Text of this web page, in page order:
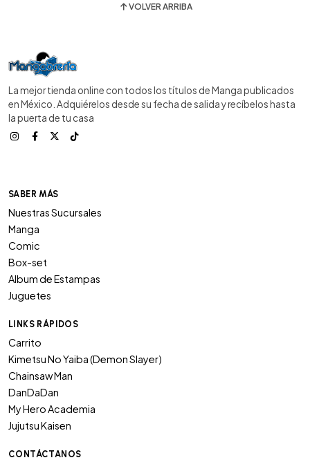
VOLVER ARRIBA
La mejor tienda online con todos los títulos de Manga publicados
en México. Adquiérelos desde su fecha de salida y recíbelos hasta
la puerta de tu casa
SABER MÁS
Nuestras Sucursales
Manga
Comic
Box-set
Album de Estampas
Juguetes
LINKS RÁPIDOS
Carrito
Kimetsu No Yaiba (Demon Slayer)
Chainsaw Man
DanDaDan
My Hero Academia
Jujutsu Kaisen
CONTÁCTANOS